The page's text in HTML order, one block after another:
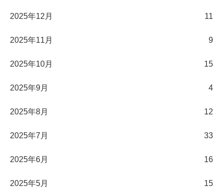
2025年12月 11
2025年11月 9
2025年10月 15
2025年9月 4
2025年8月 12
2025年7月 33
2025年6月 16
2025年5月 15